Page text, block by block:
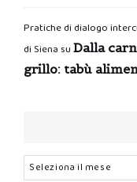
Pratiche di dialogo
di Siena su Dalla
grillo: tabù
Archivi